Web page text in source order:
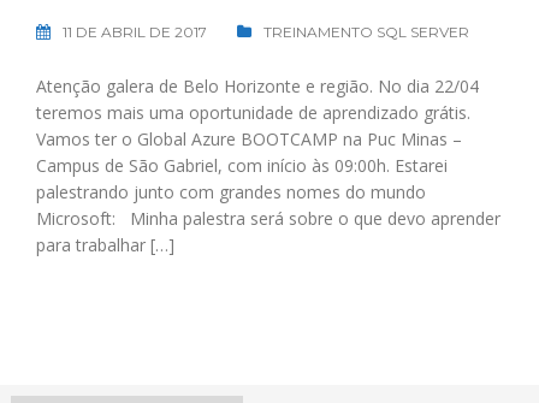
11 DE ABRIL DE 2017 TREINAMENTO SQL SERVER
Atenção galera de Belo Horizonte e região. No dia 22/04
teremos mais uma oportunidade de aprendizado grátis.
Vamos ter o Global Azure BOOTCAMP na Puc Minas –
Campus de São Gabriel, com início às 09:00h. Estarei
palestrando junto com grandes nomes do mundo
Microsoft: Minha palestra será sobre o que devo aprender
para trabalhar […]